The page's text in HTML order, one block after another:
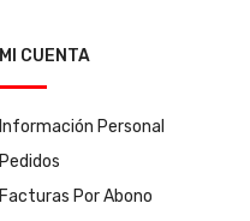
MI CUENTA
Información Personal
Pedidos
Facturas Por Abono